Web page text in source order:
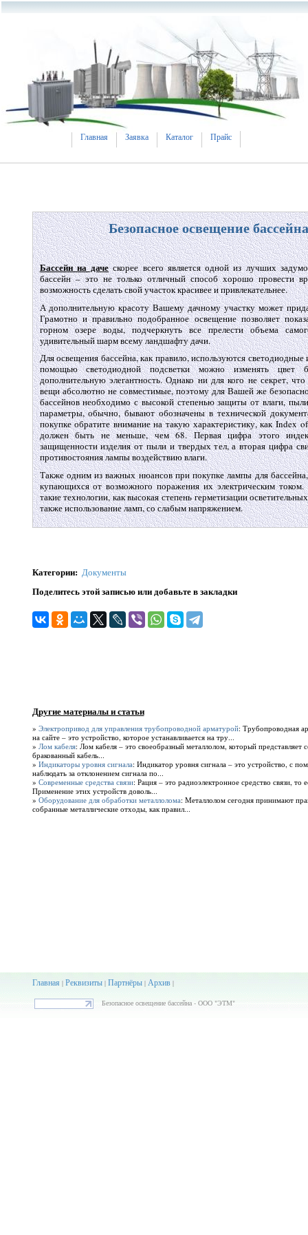
Главная Заявка Каталог Прайс
Безопасное освещение бассейна
Бассейн на даческорее всего является одной из лучших
бассейн – это не только отличный способ хорошо провести
возможность сделать свой участок красивее и привлекательнее.
А дополнительную красоту Вашему дачному участку может
Грамотно и правильно подобранное освещение позволяет
горном озере воды, подчеркнуть все прелести объема
удивительный шарм всему ландшафту дачи.
Для освещения бассейна, как правило, используются
помощью светодиодной подсветки можно изменять цвет
дополнительную элегантность. Однако ни для кого не секрет,
вещи абсолютно не совместимые, поэтому для Вашей же
бассейнов необходимо с высокой степенью защиты от влаги,
параметры, обычно, бывают обозначены в технической
покупке обратите внимание на такую характеристику, как Index
должен быть не меньше, чем 68. Первая цифра этого
защищенности изделия от пыли и твердых тел, а вторая цифра
противостояния лампы воздействию влаги.
Также одним из важных нюансов при покупке лампы для
купающихся от возможного поражения их электрическим
такие технологии, как высокая степень герметизации
также использование ламп, со слабым напряжением.
Категории: Документы
Поделитесь этой записью или добавьте в закладки
Другие материалы и статьи
» Электропривод для управления трубопроводной арматурой: Трубопроводная
на сайте – это устройство, которое устанавливается на тру...
» Лом кабеля: Лом кабеля – это своеобразный металлолом, который представляет
бракованный кабель...
» Индикаторы уровня сигнала: Индикатор уровня сигнала – это устройство, с
наблюдать за отклонением сигнала по...
» Современные средства связи: Рация – это радиоэлектронное средство связи, то
Применение этих устройств доволь...
» Оборудование для обработки металлолома: Металлолом сегодня принимают
собранные металлические отходы, как правил...
Главная| Реквизиты| Партнёры| Архив|
Безопасное освещение бассейна - ООО "ЭТМ"